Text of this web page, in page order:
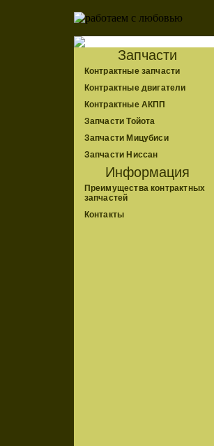
Запчасти
Контрактные запчасти
Контрактные двигатели
Контрактные АКПП
Запчасти Тойота
Запчасти Мицубиси
Запчасти Ниссан
Информация
Преимущества контрактных
запчастей
Контакты